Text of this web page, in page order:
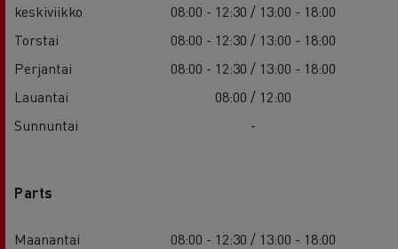
keskiviikko
08:00 - 12:30 / 13:00 - 18:00
Torstai
08:00 - 12:30 / 13:00 - 18:00
Perjantai
08:00 - 12:30 / 13:00 - 18:00
Lauantai
08:00 / 12:00
Sunnuntai
-
Parts
Maanantai
08:00 - 12:30 / 13:00 - 18:00